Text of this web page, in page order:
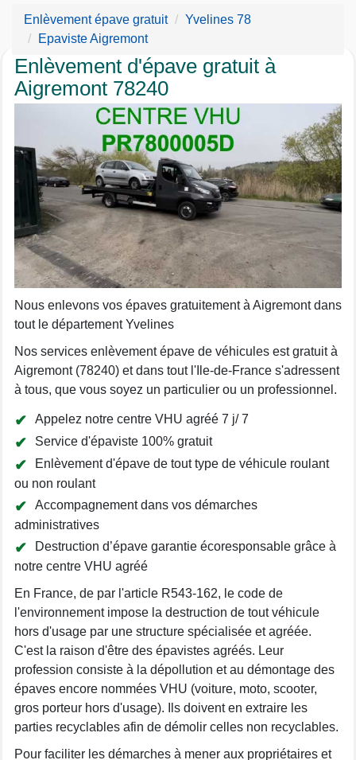
Enlèvement épave gratuit
Yvelines 78
Epaviste Aigremont
Enlèvement d'épave gratuit à
Aigremont 78240
Nous enlevons vos épaves gratuitement à Aigremont dans
tout le département Yvelines
Nos services enlèvement épave de véhicules est gratuit à
Aigremont (78240) et dans tout l'Ile-de-France s'adressent
à tous, que vous soyez un particulier ou un professionnel.
Appelez notre centre VHU agréé 7 j/ 7
Service d'épaviste 100% gratuit
Enlèvement d'épave de tout type de véhicule roulant
ou non roulant
Accompagnement dans vos démarches
administratives
Destruction d’épave garantie écoresponsable grâce à
notre centre VHU agréé
En France, de par l'article R543-162, le code de
l'environnement impose la destruction de tout véhicule
hors d'usage par une structure spécialisée et agréée.
C'est la raison d'être des épavistes agréés. Leur
profession consiste à la dépollution et au démontage des
épaves encore nommées VHU (voiture, moto, scooter,
gros porteur hors d'usage). Ils doivent en extraire les
parties recyclables afin de démolir celles non recyclables.
Pour faciliter les démarches à mener aux propriétaires et